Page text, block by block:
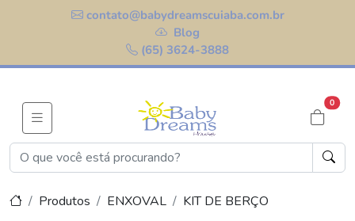
contato@babydreamscuiaba.com.br
Blog
(65) 3624-3888
0
Produtos ENXOVAL KIT DE BERÇO